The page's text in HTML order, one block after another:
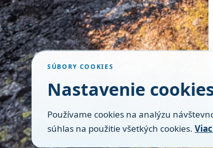
SÚBORY COOKIES
Nastavenie
Používame cookies na analýzu
súhlas na použitie všetkých cookies.